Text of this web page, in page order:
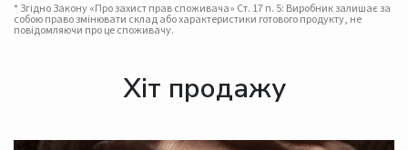
* Згідно Закону «Про захист прав споживача» Ст. 17 п. 5: Виробник залишає за
собою право змінювати склад або характеристики готового продукту, не
повідомляючи про це споживачу.
Хіт продажу